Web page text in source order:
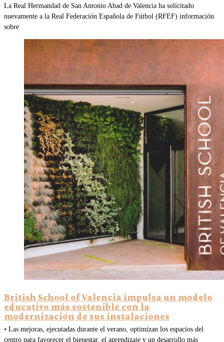
La Real Hermandad de San Antonio Abad de Valencia ha solicitado
nuevamente a la Real Federación Española de Fútbol (RFEF) información
sobre
British School of Valencia impulsa un modelo
educativo más sostenible con la
modernización de sus instalaciones
• Las mejoras, ejecutadas durante el verano, optimizan los espacios del
centro para favorecer el bienestar, el aprendizaje y un desarrollo más